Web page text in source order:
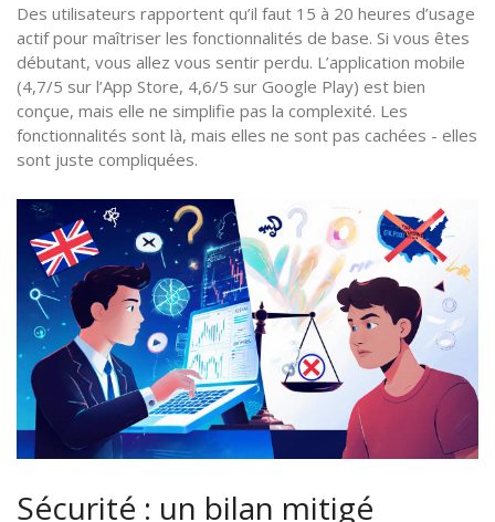
Des utilisateurs rapportent qu’il faut 15 à 20 heures d’usage
actif pour maîtriser les fonctionnalités de base. Si vous êtes
débutant, vous allez vous sentir perdu. L’application mobile
(4,7/5 sur l’App Store, 4,6/5 sur Google Play) est bien
conçue, mais elle ne simplifie pas la complexité. Les
fonctionnalités sont là, mais elles ne sont pas cachées - elles
sont juste compliquées.
Sécurité : un bilan mitigé